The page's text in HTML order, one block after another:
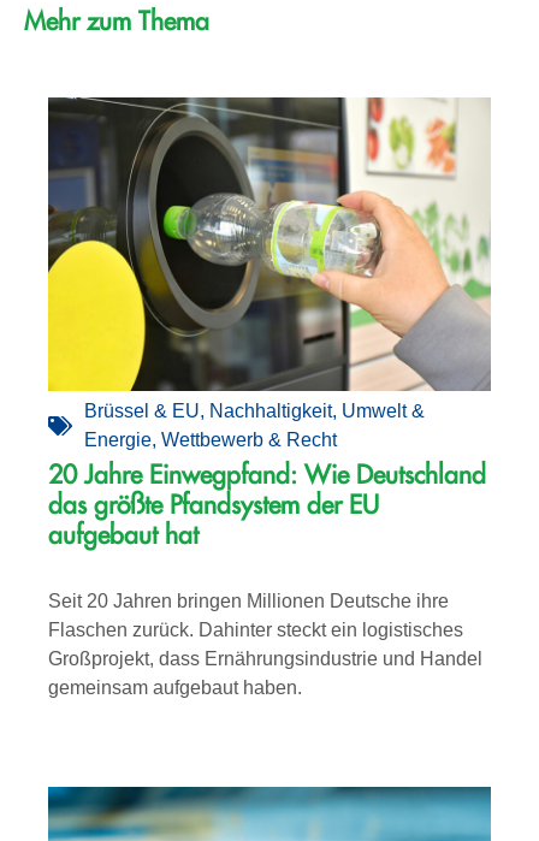
Mehr zum Thema
Brüssel & EU, Nachhaltigkeit, Umwelt &
Energie, Wettbewerb & Recht
20 Jahre Einwegpfand: Wie Deutschland
das größte Pfandsystem der EU
aufgebaut hat
Seit 20 Jahren bringen Millionen Deutsche ihre
Flaschen zurück. Dahinter steckt ein logistisches
Großprojekt, dass Ernährungsindustrie und Handel
gemeinsam aufgebaut haben.